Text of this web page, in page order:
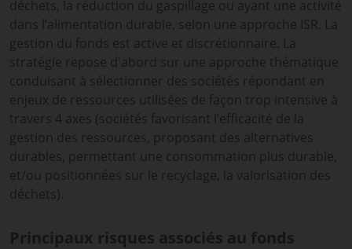
déchets, la réduction du gaspillage ou ayant une activité
dans l’alimentation durable, selon une approche ISR. La
gestion du fonds est active et discrétionnaire. La
stratégie repose d'abord sur une approche thématique
conduisant à sélectionner des sociétés répondant en
enjeux de ressources utilisées de façon trop intensive à
travers 4 axes (sociétés favorisant l’efficacité de la
gestion des ressources, proposant des alternatives
durables, permettant une consommation plus durable,
et/ou positionnées sur le recyclage, la valorisation des
déchets).
Principaux risques associés au fonds